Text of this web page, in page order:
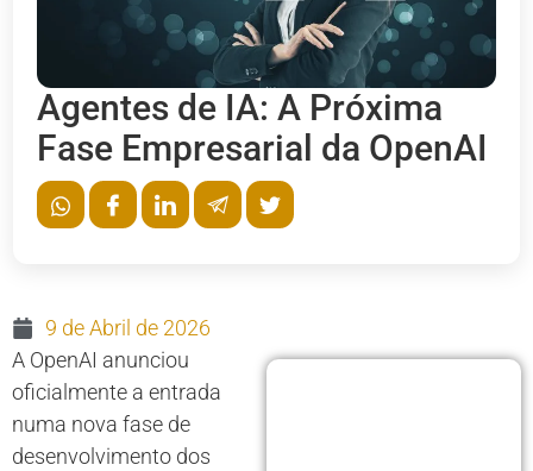
Agentes de IA: A Próxima
Fase Empresarial da OpenAI
9 de Abril de 2026
A OpenAI anunciou
oficialmente a entrada
numa nova fase de
desenvolvimento dos